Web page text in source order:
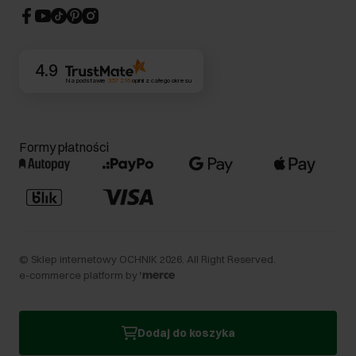
Dodaj do koszyka
CSR
4.9
Na podstawie 357 216opinii z całego okresu
Formy płatności
© Sklep internetowy OCHNIK 2026 . All Right Reserved.
e-commerce platform by